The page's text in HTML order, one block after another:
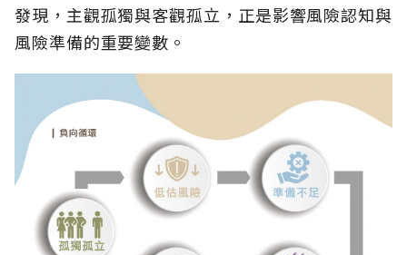
發現，主觀孤獨與客觀孤立，正是影響風險認知與
風險準備的重要變數。